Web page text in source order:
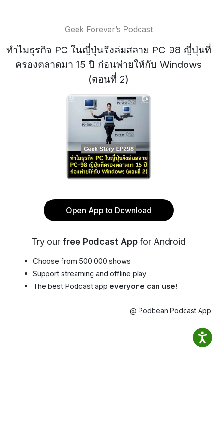
Geek Forever’s Podcast
ทำไมธุรกิจ PC ในญี่ปุ่นจึงล่มสลาย PC-98 ญี่ปุ่นที่
ครองตลาดมา 15 ปี ก่อนพ่ายให้กับ Windows
(ตอนที่ 2)
Open App to Download
Try our free Podcast App for Android
Choose from 500,000 shows
Support streaming and offline play
The best Podcast app everyone can use!
@ Podbean Podcast App